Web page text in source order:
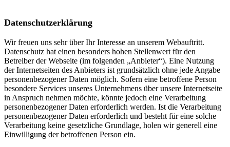
Datenschutzerklärung
Wir freuen uns sehr über Ihr Interesse an unserem Webauftritt.
Datenschutz hat einen besonders hohen Stellenwert für den
Betreiber der Webseite (im folgenden „Anbieter“). Eine Nutzung
der Internetseiten des Anbieters ist grundsätzlich ohne jede Angabe
personenbezogener Daten möglich. Sofern eine betroffene Person
besondere Services unseres Unternehmens über unsere Internetseite
in Anspruch nehmen möchte, könnte jedoch eine Verarbeitung
personenbezogener Daten erforderlich werden. Ist die Verarbeitung
personenbezogener Daten erforderlich und besteht für eine solche
Verarbeitung keine gesetzliche Grundlage, holen wir generell eine
Einwilligung der betroffenen Person ein.